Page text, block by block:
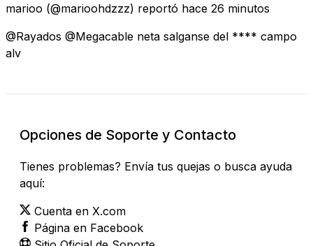
marioo (@marioohdzzz) reportó hace 26 minutos
@Rayados @Megacable neta salganse del **** campo
alv
Opciones de Soporte y Contacto
Tienes problemas? Envía tus quejas o busca ayuda
aquí:
Cuenta en X.com
Página en Facebook